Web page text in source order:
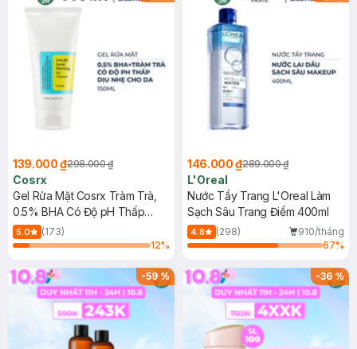
139.000 ₫298.000 ₫
Cosrx
Gel Rửa Mặt Cosrx Tràm Trà,
0.5% BHA Có Độ pH Thấp
150ml
5.0
(173)
12%
146.000 ₫289.000 ₫
L'Oreal
Nước Tẩy Trang L'Oreal Làm
Sạch Sâu Trang Điểm 400ml
4.8 (298)
910/tháng
67%
-59% -36%